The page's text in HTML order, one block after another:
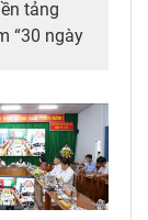
tảng
“30 ngày
xem là
bộ
và